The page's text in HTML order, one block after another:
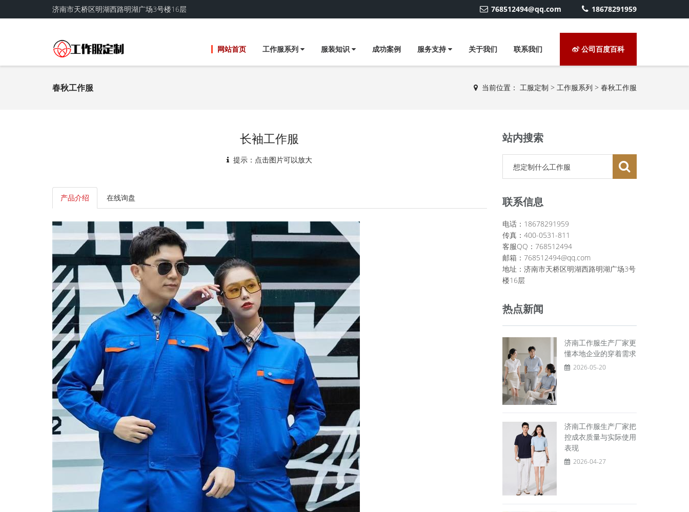
济南市天桥区明湖西路明湖广场3号楼16层 768512494@qq.com 18678291959
公司百度百科
网站首页 工作服系列 服装知识 成功案例 服务支持 关于我们 联系我们
春秋工作服 当前位置： 工服定制 > 工作服系列 > 春秋工作服
长袖工作服
提示：点击图片可以放大
产品介绍 在线询盘
站内搜索
联系信息
电话：18678291959
传真：400-0531-811
客服QQ：768512494
邮箱：768512494@qq.com
地址：济南市天桥区明湖西路明湖广场3号
楼16层
热点新闻
济南工作服生产厂家更
懂本地企业的穿着需求
2026-05-20
济南工作服生产厂家把
控成衣质量与实际使用
表现
2026-04-27